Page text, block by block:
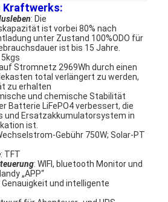
Kraftwerks:
: Die
ist vorbei 80% nach
unter Zustand 100%ODO für
ist bis 15 Jahre.
Stromnetz 2969Wh durch einen
total verlängert zu werden,
zu erhalten
und chemische Stabilität
Batterie LiFePO4 verbessert, die
und Ersatzakkumulatorsystem in
ist.
Gebühr 750W; Solar-PT
: TFT
: WIFI, bluetooth Monitor und
„APP“
Genauigkeit und intelligente